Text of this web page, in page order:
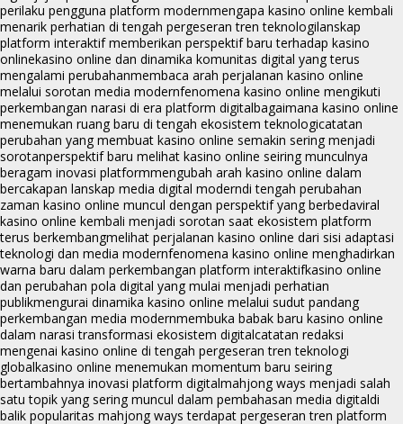
perilaku pengguna platform modernmengapa kasino online kembali
menarik perhatian di tengah pergeseran tren teknologilanskap
platform interaktif memberikan perspektif baru terhadap kasino
onlinekasino online dan dinamika komunitas digital yang terus
mengalami perubahanmembaca arah perjalanan kasino online
melalui sorotan media modernfenomena kasino online mengikuti
perkembangan narasi di era platform digitalbagaimana kasino online
menemukan ruang baru di tengah ekosistem teknologicatatan
perubahan yang membuat kasino online semakin sering menjadi
sorotanperspektif baru melihat kasino online seiring munculnya
beragam inovasi platformmengubah arah kasino online dalam
bercakapan lanskap media digital moderndi tengah perubahan
zaman kasino online muncul dengan perspektif yang berbedaviral
kasino online kembali menjadi sorotan saat ekosistem platform
terus berkembangmelihat perjalanan kasino online dari sisi adaptasi
teknologi dan media modernfenomena kasino online menghadirkan
warna baru dalam perkembangan platform interaktifkasino online
dan perubahan pola digital yang mulai menjadi perhatian
publikmengurai dinamika kasino online melalui sudut pandang
perkembangan media modernmembuka babak baru kasino online
dalam narasi transformasi ekosistem digitalcatatan redaksi
mengenai kasino online di tengah pergeseran tren teknologi
globalkasino online menemukan momentum baru seiring
bertambahnya inovasi platform digitalmahjong ways menjadi salah
satu topik yang sering muncul dalam pembahasan media digitaldi
balik popularitas mahjong ways terdapat pergeseran tren platform